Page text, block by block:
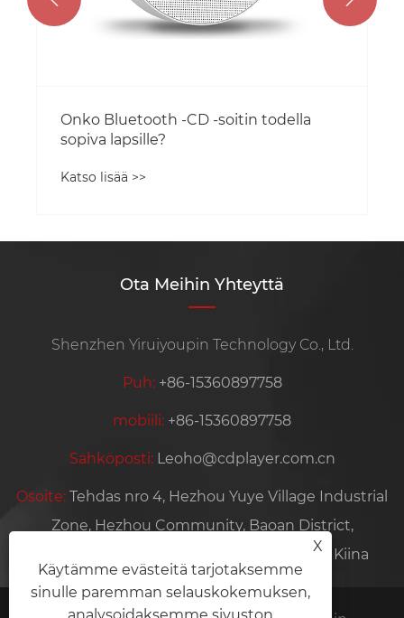
Ota Meihin Yhteyttä
Shenzhen Yiruiyoupin Technology Co., Ltd.
Puh: +86-15360897758
mobiili: +86-15360897758
Sähköposti: Leoho@cdplayer.com.cn
Osoite: Tehdas nro 4, Hezhou Yuye Village Industrial
Zone, Hezhou Community, Baoan District,
Shenzhen City, Guangdongin maakunta, Kiina
X
Käytämme evästeitä tarjotaksemme
sinulle paremman selauskokemuksen,